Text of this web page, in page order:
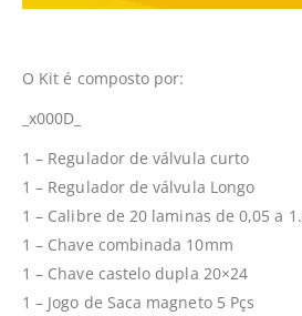
O Kit é composto por:
_x000D_
1 – Regulador de válvula curto
1 – Regulador de válvula Longo
1 – Calibre de 20 laminas de 0,05 a
1 – Chave combinada 10mm
1 – Chave castelo dupla 20×24
1 – Jogo de Saca magneto 5 Pçs